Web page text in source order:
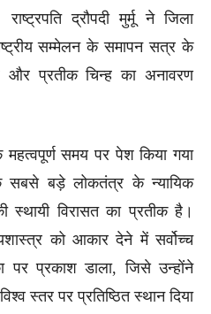
द्रौपदी मुर्मू ने जिला
सम्मेलन के समापन सत्र के
और प्रतीक चिन्ह का अनावरण
महत्वपूर्ण समय पर पेश किया गया
सबसे बड़े लोकतंत्र के न्यायिक
स्थायी विरासत का प्रतीक है।
को आकार देने में सर्वोच्च
पर प्रकाश डाला, जिसे उन्होंने
स्तर पर प्रतिष्ठित स्थान दिया